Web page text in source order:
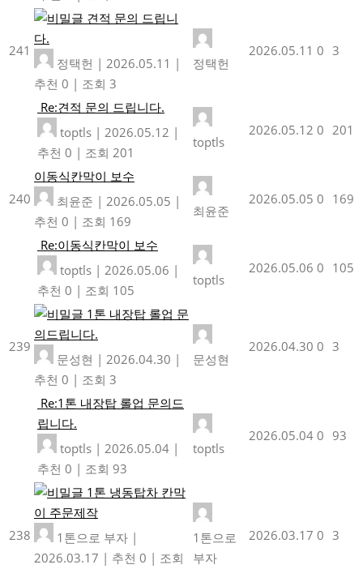
241
견적 문의 드립니
다.
정택헌 | 2026.05.11 |
추천 0 | 조회 3
정택헌
2026.05.11 0 3
Re:견적 문의 드립니다.
toptls | 2026.05.12 |
추천 0 | 조회 201
toptls
2026.05.12 0 201
240
이동식칸막이 보수
최윤준 | 2026.05.05 |
추천 0 | 조회 169
최윤준
2026.05.05 0 169
Re:이동식칸막이 보수
toptls | 2026.05.06 |
추천 0 | 조회 105
toptls
2026.05.06 0 105
239
1톤 내장탑 롤업 문
의드립니다.
문성현 | 2026.04.30 |
추천 0 | 조회 3
문성현
2026.04.30 0 3
Re:1톤 내장탑 롤업 문의드
립니다.
toptls | 2026.05.04 |
추천 0 | 조회 93
toptls
2026.05.04 0 93
238
1톤 냉동탑차 칸막
이 주문제작
1톤으로 부자 |
2026.03.17 | 추천 0 | 조회
1톤으로
부자
2026.03.17 0 3